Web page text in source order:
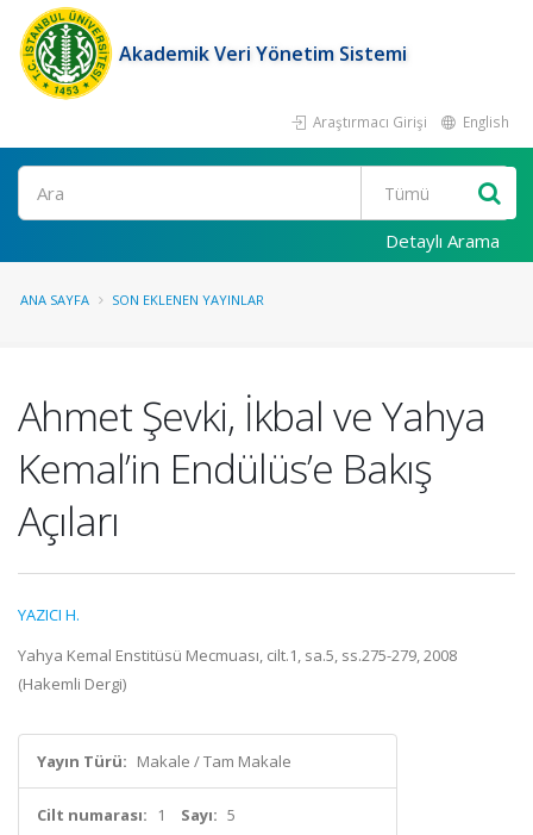
Akademik Veri Yönetim Sistemi
Araştırmacı Girişi English
Ara
Detaylı Arama
ANA SAYFA SON EKLENEN YAYINLAR
Ahmet Şevki, İkbal ve Yahya
Kemal’in Endülüs’e Bakış
Açıları
YAZICI H.
Yahya Kemal Enstitüsü Mecmuası, cilt.1, sa.5, ss.275-279, 2008
(Hakemli Dergi)
Yayın Türü: Makale / Tam Makale
Cilt numarası: 1 Sayı: 5